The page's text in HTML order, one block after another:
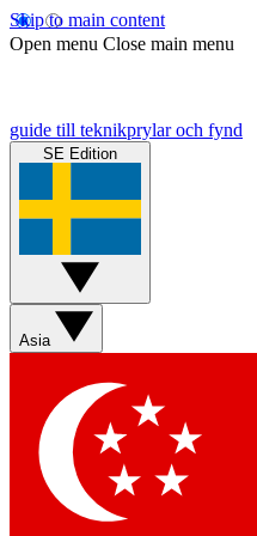
Skip to main content
Open menu Close main menu
guide till teknikprylar och fynd
SE Edition
Asia